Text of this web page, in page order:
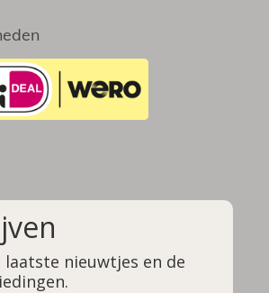
laatste nieuwtjes en de